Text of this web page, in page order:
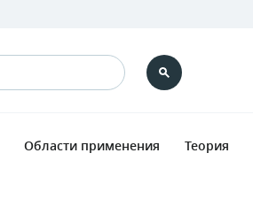
Области применения Теория